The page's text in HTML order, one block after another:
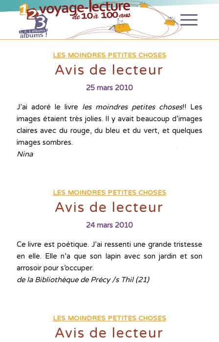
LES MOINDRES PETITES CHOSES
Avis de lecteur
25 mars 2010
J’ai adoré le livre les moindres petites choses!! Les
images étaient très jolies. Il y avait beaucoup d’images
claires avec du rouge, du bleu et du vert, et quelques
images sombres.
Nina
LES MOINDRES PETITES CHOSES
Avis de lecteur
24 mars 2010
Ce livre est poétique. J’ai ressenti une grande tristesse
en elle. Elle n’a que son lapin avec son jardin et son
arrosoir pour s’occuper.
de la Bibliothèque de Précy /s Thil (21)
LES MOINDRES PETITES CHOSES
Avis de lecteur